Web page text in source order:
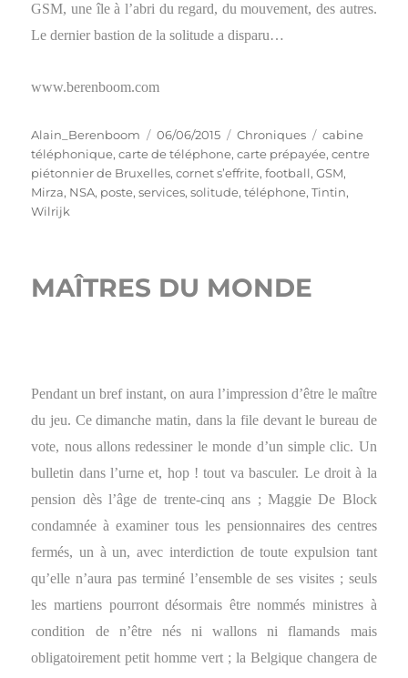
GSM, une île à l’abri du regard, du mouvement, des autres.
Le dernier bastion de la solitude a disparu…
www.berenboom.com
Auteur
Alain_Berenboom
Publié
le
06/06/2015 Catégories
Chroniques Étiquettes
cabine
téléphonique,carte de téléphone,carte prépayée,centre
piétonnier de Bruxelles,cornet s’effrite,football,GSM,
Mirza, NSA, poste,services,solitude,téléphone,Tintin,
Wilrijk
MAÎTRES DU MONDE
Pendant un bref instant, on aura l’impression d’être le maître
du jeu. Ce dimanche matin, dans la file devant le bureau de
vote, nous allons redessiner le monde d’un simple clic. Un
bulletin dans l’urne et, hop ! tout va basculer. Le droit à la
pension dès l’âge de trente-cinq ans ; Maggie De Block
condamnée à examiner tous les pensionnaires des centres
fermés, un à un, avec interdiction de toute expulsion tant
qu’elle n’aura pas terminé l’ensemble de ses visites ; seuls
les martiens pourront désormais être nommés ministres à
condition de n’être nés ni wallons ni flamands mais
obligatoirement petit homme vert ; la Belgique changera de